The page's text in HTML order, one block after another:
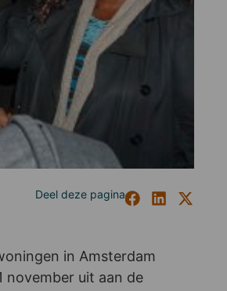
in Amsterdam
november uit aan de